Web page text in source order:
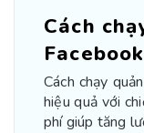
Cách
hiệu quả
Cách chạy
hiệu quả với
phí giúp tăng